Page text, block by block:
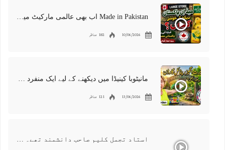
10/06/2026 182 مناظر
13/06/2026 121 مناظر
استاد تجمل کلیم صاحب دانشمند تھے۔ ایک عظیم دوست، معروف شاعر اور گلوکار۔ ہمیں اس کی کمی محسوس ہوتی ہے